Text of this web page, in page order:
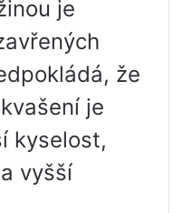
je
že
je
kyselost,
vyšší